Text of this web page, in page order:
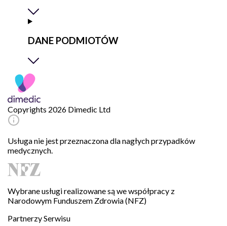
DANE PODMIOTÓW
Copyrights 2026 Dimedic Ltd
Usługa nie jest przeznaczona dla nagłych przypadków
medycznych.
Wybrane usługi realizowane są we współpracy z
Narodowym Funduszem Zdrowia (NFZ)
Partnerzy Serwisu